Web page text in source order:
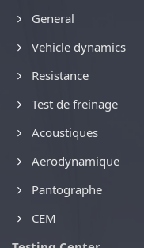
General
Vehicle dynamics
Resistance
Test de freinage
Acoustiques
Aerodynamique
Pantographe
CEM